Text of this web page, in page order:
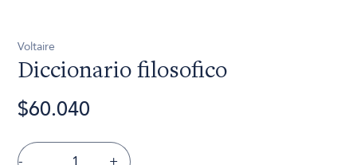
Voltaire
Diccionario filosofico
$60.040